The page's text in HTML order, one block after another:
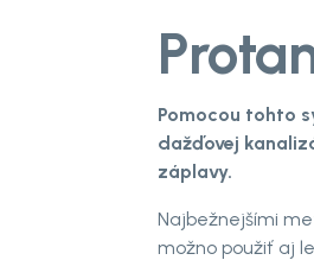
Pomocou tohto
dažďovej
záplavy.
Najbežnejšími
možno použiť aj